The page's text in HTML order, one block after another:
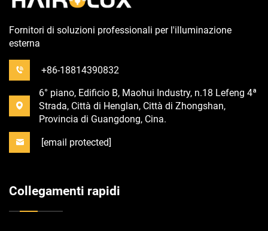
Fornitori di soluzioni professionali per l'illuminazione
esterna
+86-18814390832
6° piano, Edificio B, Maohui Industry, n.18 Lefeng 4ª
Strada, Città di Henglan, Città di Zhongshan,
Provincia di Guangdong, Cina.
[email protected]
Collegamenti rapidi